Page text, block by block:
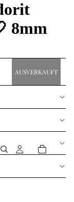
8mm
AUSVERKAUFT